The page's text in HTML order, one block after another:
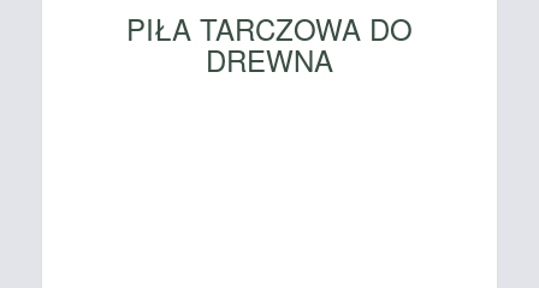
PIŁA TARCZOWA DO
DREWNA